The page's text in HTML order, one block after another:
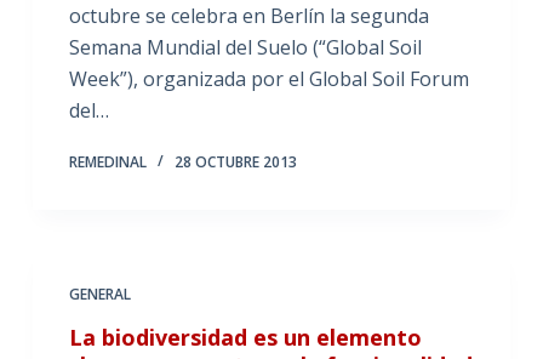
octubre se celebra en Berlín la segunda
Semana Mundial del Suelo (“Global Soil
Week”), organizada por el Global Soil Forum
del…
REMEDINAL 28 OCTUBRE 2013
GENERAL
La biodiversidad es un elemento